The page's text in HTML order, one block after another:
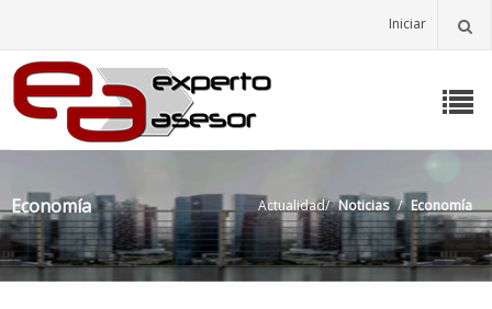
Iniciar
Economía Actualidad/ Noticias / Economía